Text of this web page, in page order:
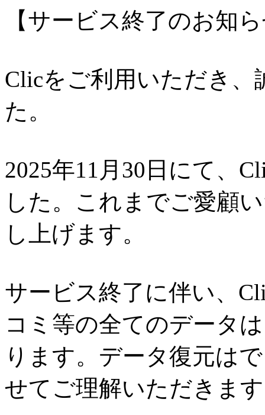
【サービス終了のお知
Clicをご利用いただき
た。
2025年11月30日にて、
した。これまでご愛顧
し上げます。
サービス終了に伴い、
コミ等の全てのデータ
ります。データ復元は
せてご理解いただきま